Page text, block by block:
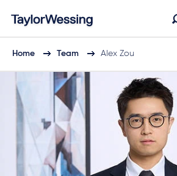
Home Team Alex Zou